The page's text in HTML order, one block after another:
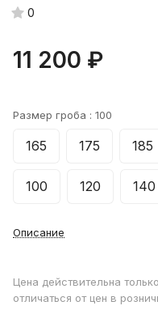
0
11 200 ₽
Размер гроба : 100
165 175 185
100 120 140
Описание
Цена действительна
отличаться от цен в